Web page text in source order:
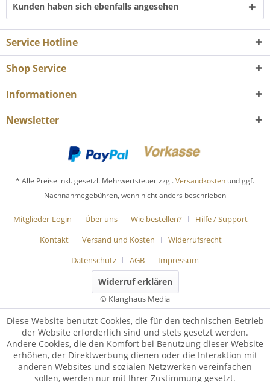
Kunden haben sich ebenfalls angesehen
Service Hotline
Shop Service
Informationen
Newsletter
* Alle Preise inkl. gesetzl. Mehrwertsteuer zzgl.Versandkosten und ggf.
Nachnahmegebühren, wenn nicht anders beschrieben
Mitglieder-Login Über uns Wie bestellen?
Hilfe / Support
Kontakt
Versand und Kosten
Widerrufsrecht
Datenschutz
AGB Impressum
Widerruf erklären
© Klanghaus Media
Diese Website benutzt Cookies, die für den technischen Betrieb
der Website erforderlich sind und stets gesetzt werden.
Andere Cookies, die den Komfort bei Benutzung dieser Website
erhöhen, der Direktwerbung dienen oder die Interaktion mit
anderen Websites und sozialen Netzwerken vereinfachen
sollen, werden nur mit Ihrer Zustimmung gesetzt.